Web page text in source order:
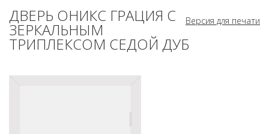
Версия для печати
ДВЕРЬ ОНИКС ГРАЦИЯ С
ЗЕРКАЛЬНЫМ
ТРИПЛЕКСОМ СЕДОЙ ДУБ